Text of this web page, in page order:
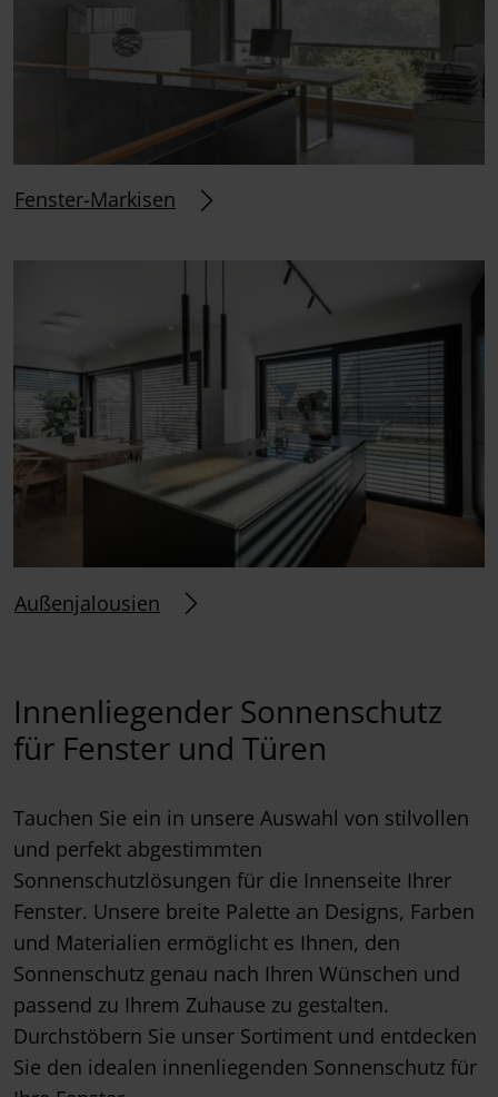
Fenster-Markisen
Außenjalousien
Innenliegender Sonnenschutz
für Fenster und Türen
Tauchen Sie ein in unsere Auswahl von stilvollen
und perfekt abgestimmten
Sonnenschutzlösungen für die Innenseite Ihrer
Fenster. Unsere breite Palette an Designs, Farben
und Materialien ermöglicht es Ihnen, den
Sonnenschutz genau nach Ihren Wünschen und
passend zu Ihrem Zuhause zu gestalten.
Durchstöbern Sie unser Sortiment und entdecken
Sie den idealen innenliegenden Sonnenschutz für